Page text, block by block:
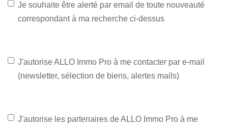
Je souhaite être alerté par email de toute nouveauté
correspondant à ma recherche ci-dessus
J'autorise ALLO Immo Pro à me contacter par e-mail
(newsletter, sélection de biens, alertes mails)
J'autorise les partenaires de ALLO Immo Pro à me